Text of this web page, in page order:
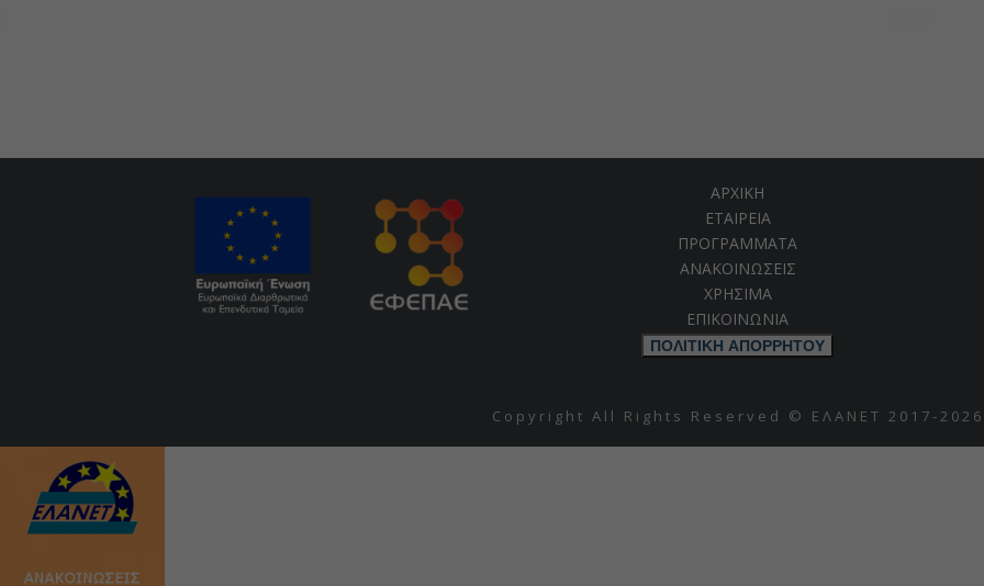
ΑΡΧΙΚΗ
ΕΤΑΙΡΕΙΑ
ΠΡΟΓΡΑΜΜΑΤΑ
ΑΝΑΚΟΙΝΩΣΕΙΣ
ΧΡΗΣΙΜΑ
ΕΠΙΚΟΙΝΩΝΙΑ
ΠΟΛΙΤΙΚΗ ΑΠΟΡΡΗΤΟΥ
Copyright All Rights Reserved © ΕΛΑΝΕΤ 2017-2026